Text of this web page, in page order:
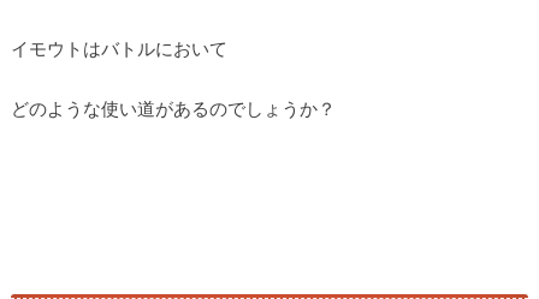
イモウトはバトルにおいて
どのような使い道があるのでしょうか？